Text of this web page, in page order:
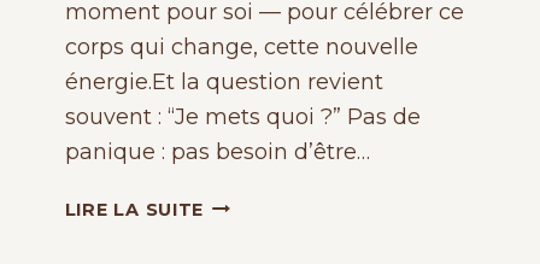
moment pour soi — pour célébrer ce
corps qui change, cette nouvelle
énergie.Et la question revient
souvent : “Je mets quoi ?” Pas de
panique : pas besoin d’être…
LIRE LA SUITE COMMENT